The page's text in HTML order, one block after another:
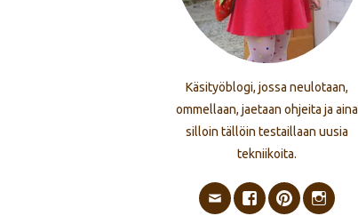
Käsityöblogi, jossa neulotaan,
ommellaan, jaetaan ohjeita ja aina
silloin tällöin testaillaan uusia
tekniikoita.